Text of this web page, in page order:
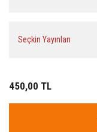
Seçkin Yayınları
450,00 TL